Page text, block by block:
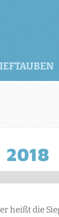
2018
heißt die